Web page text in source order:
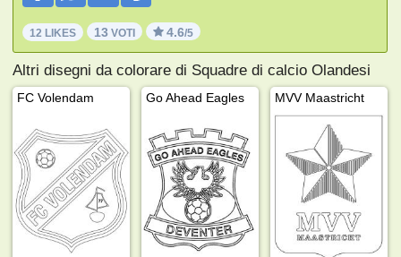
12 LIKES 13 VOTI 4.6/5
Altri disegni da colorare di Squadre di calcio Olandesi
FC Volendam Go Ahead Eagles MVV Maastricht